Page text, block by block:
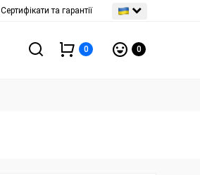
Сертифікати та гарантії
0 0